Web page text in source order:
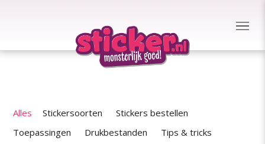
Alles Stickersoorten
Stickers bestellen
Toepassingen
Drukbestanden
Tips & tricks